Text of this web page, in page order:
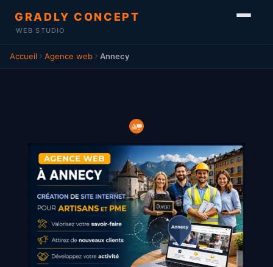
GRADLY CONCEPT
WEB STUDIO
Accueil Agence web Annecy